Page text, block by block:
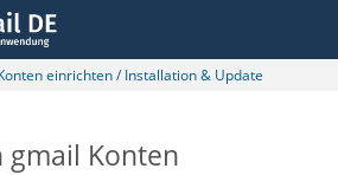
einrichten / Installation & Update
gmail Konten